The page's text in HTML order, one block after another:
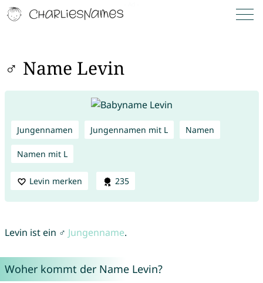
♂ Name Levin
Jungennamen Jungennamen mit L Namen
Namen mit L
Levin merken 235
Levin ist ein ♂ Jungenname.
Woher kommt der Name Levin?